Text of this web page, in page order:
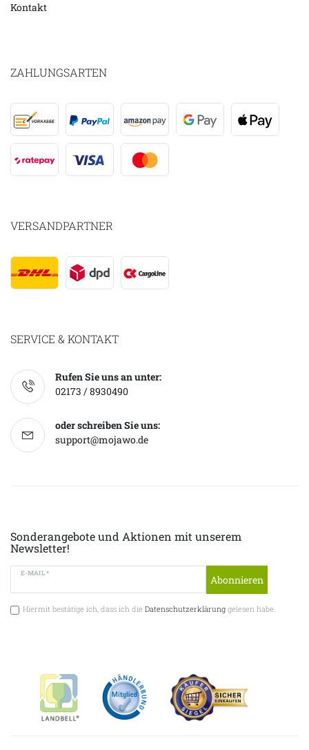
Kontakt
ZAHLUNGSARTEN
VERSANDPARTNER
SERVICE & KONTAKT
Rufen Sie uns an unter:
02173 / 8930490
oder schreiben Sie uns:
support@mojawo.de
Sonderangebote und Aktionen mit unserem
Newsletter!
E-MAIL *
Abonnieren
Hiermit bestätige ich, dass ich die Datenschutzerklärunggelesen habe.